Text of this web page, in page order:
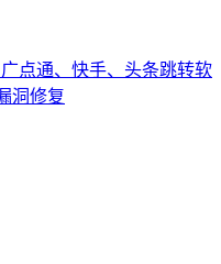
点通、快手、头条跳转软
洞修复